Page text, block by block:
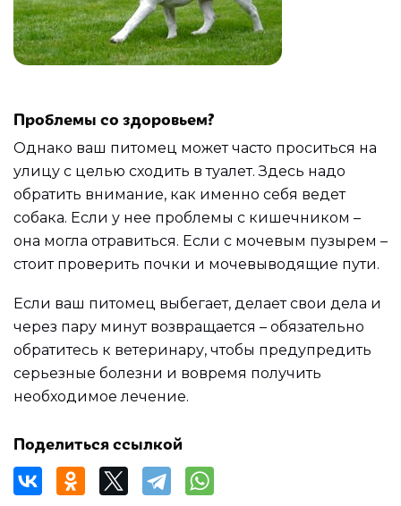
Проблемы со здоровьем?
Однако ваш питомец может часто проситься на
улицу с целью сходить в туалет. Здесь надо
обратить внимание, как именно себя ведет
собака. Если у нее проблемы с кишечником –
она могла отравиться. Если с мочевым пузырем –
стоит проверить почки и мочевыводящие пути.
Если ваш питомец выбегает, делает свои дела и
через пару минут возвращается – обязательно
обратитесь к ветеринару, чтобы предупредить
серьезные болезни и вовремя получить
необходимое лечение.
Поделиться ссылкой